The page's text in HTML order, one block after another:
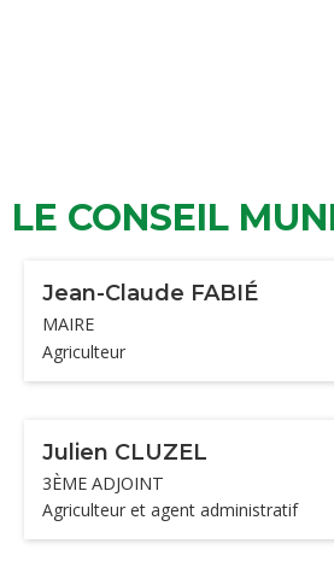
LE CONSEIL
Jean-Claude FABIÉ
MAIRE
Agriculteur
Julien CLUZEL
3ÈME ADJOINT
Agriculteur et agent administratif